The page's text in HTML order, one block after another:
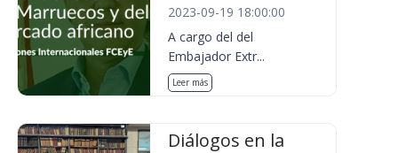
2023-09-19 18:00:00
A cargo del del
Embajador Extr...
Leer más
Diálogos en la